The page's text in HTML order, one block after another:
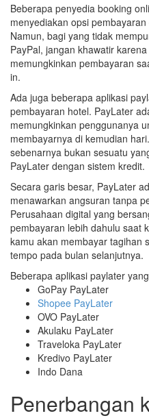
Beberapa penyedia booking
menyediakan opsi
Namun, bagi yang tidak
PayPal, jangan khawatir
memungkinkan pembayaran
in.
Ada juga beberapa aplikasi
pembayaran hotel. PayLater
memungkinkan penggunanya
membayarnya di kemudian
sebenarnya bukan sesuatu
PayLater dengan sistem kredit.
Secara garis besar, PayLater
menawarkan angsuran tanpa
Perusahaan digital yang
pembayaran lebih dahulu saat
kamu akan membayar tagihan
tempo pada bulan selanjutnya.
Beberapa aplikasi paylater
GoPay PayLater
Shopee PayLater
OVO PayLater
Akulaku PayLater
Traveloka PayLater
Kredivo PayLater
Indo Dana
Penerbangan